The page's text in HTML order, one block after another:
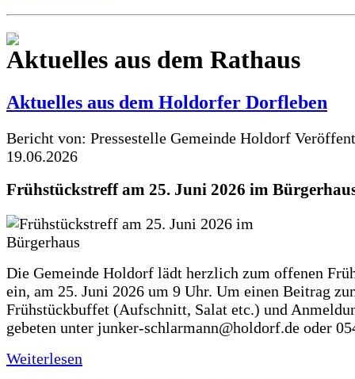
Aktuelles aus dem Rathaus
Aktuelles aus dem Holdorfer Dorfleben
Bericht von: Pressestelle Gemeinde Holdorf
19.06.2026
Frühstückstreff am 25. Juni 2026 im
Die Gemeinde Holdorf lädt herzlich zum offenen
ein, am 25. Juni 2026 um 9 Uhr. Um einen Beitrag
Frühstückbuffet (Aufschnitt, Salat etc.) und
gebeten unter junker-schlarmann@holdorf.de oder
Weiterlesen